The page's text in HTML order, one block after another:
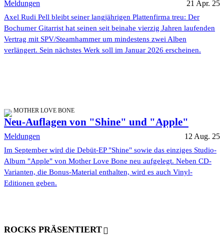
Meldungen 21 Apr. 25
Axel Rudi Pell bleibt seiner langjährigen Plattenfirma treu: Der
Bochumer Gitarrist hat seinen seit beinahe vierzig Jahren laufenden
Vertrag mit SPV/Steamhammer um mindestens zwei Alben
verlängert. Sein nächstes Werk soll im Januar 2026 erscheinen.
MOTHER LOVE BONE
Neu-Auflagen von "Shine" und "Apple"
Meldungen 12 Aug. 25
Im September wird die Debüt-EP "Shine" sowie das einziges Studio-
Album "Apple" von Mother Love Bone neu aufgelegt. Neben CD-
Varianten, die Bonus-Material enthalten, wird es auch Vinyl-
Editionen geben.
ROCKS PRÄSENTIERT